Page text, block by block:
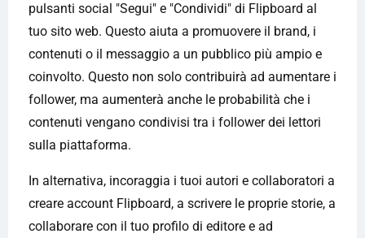
pulsanti social "Segui" e "Condividi" di Flipboard al
tuo sito web. Questo aiuta a promuovere il brand, i
contenuti o il messaggio a un pubblico più ampio e
coinvolto. Questo non solo contribuirà ad aumentare i
follower, ma aumenterà anche le probabilità che i
contenuti vengano condivisi tra i follower dei lettori
sulla piattaforma.
In alternativa, incoraggia i tuoi autori e collaboratori a
creare account Flipboard, a scrivere le proprie storie, a
collaborare con il tuo profilo di editore e ad